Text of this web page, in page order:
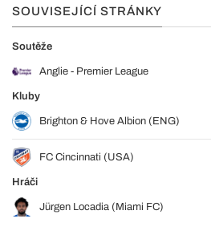
SOUVISEJÍCÍ STRÁNKY
Soutěže
Anglie - Premier League
Kluby
Brighton & Hove Albion (ENG)
FC Cincinnati (USA)
Hráči
Jürgen Locadia (Miami FC)